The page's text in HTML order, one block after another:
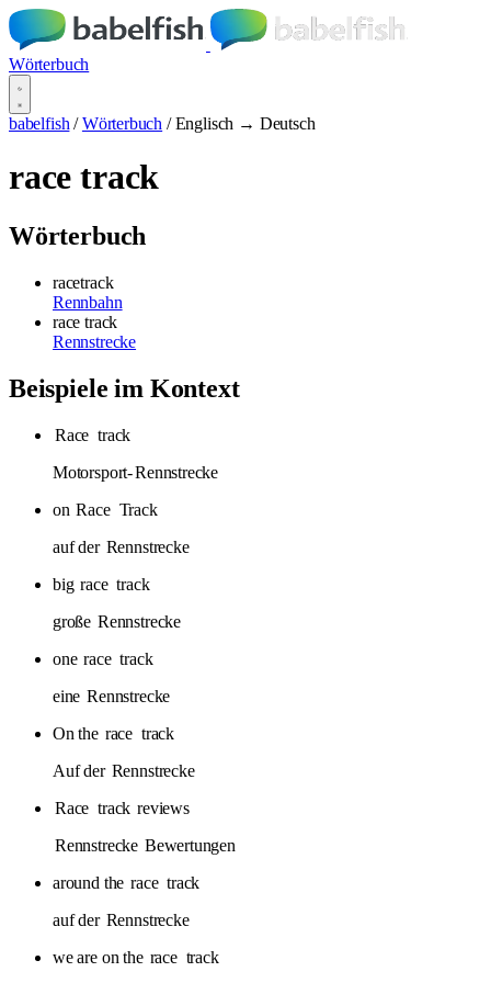
Wörterbuch
babelfish / Wörterbuch / Englisch → Deutsch
race track
Wörterbuch
racetrack
Rennbahn
race track
Rennstrecke
Beispiele im Kontext
Race track
Motorsport-Rennstrecke
on Race Track
auf der Rennstrecke
big race track
große Rennstrecke
one race track
eine Rennstrecke
On the race track
Auf der Rennstrecke
Race track reviews
Rennstrecke Bewertungen
around the race track
auf der Rennstrecke
we are on the race track